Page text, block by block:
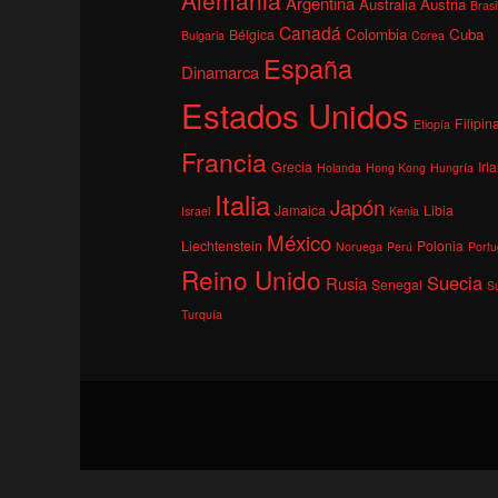
Brasil
Bulgaria Bélgica Canadá Colombia Corea Cuba
Dinamarca España
Estados Unidos Etiopía
Francia Grecia Holanda Hong Kong Hungría
Israel Italia Jamaica Japón Kenia Libia
Liechtenstein México Noruega Perú Polonia
Reino Unido Rusia Senegal Suecia
Turquía